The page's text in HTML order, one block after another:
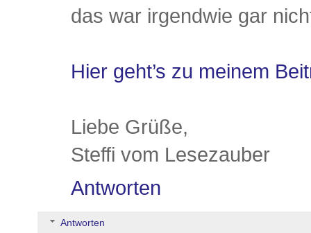
das war irgendwie gar
Hier geht’s zu meinem
Liebe Grüße,
Steffi vom Lesezauber
Antworten
Antworten